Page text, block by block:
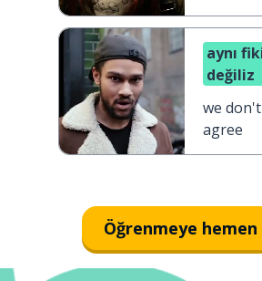
aynı
değiliz
we don't
agree
Öğrenmeye hemen